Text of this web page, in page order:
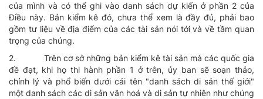
của mình và có thể ghi vào danh sách dự kiến ở phần 2 của
Ðiều này. Bản kiểm kê đó, chưa thể xem là đầy đủ, phải bao
gồm tư liệu về địa điểm của các tài sản nói tới và về tầm quan
trọng của chúng.
2. Trên cơ sở những bản kiểm kê tài sản mà các quốc gia
đề đạt, khi họ thi hành phần 1 ở trên, ủy ban sẽ soạn thảo,
chỉnh lý và phổ biến dưới cái tên "danh sách di sản thế giới"
một danh sách các di sản văn hoá và di sản tự nhiên như chúng